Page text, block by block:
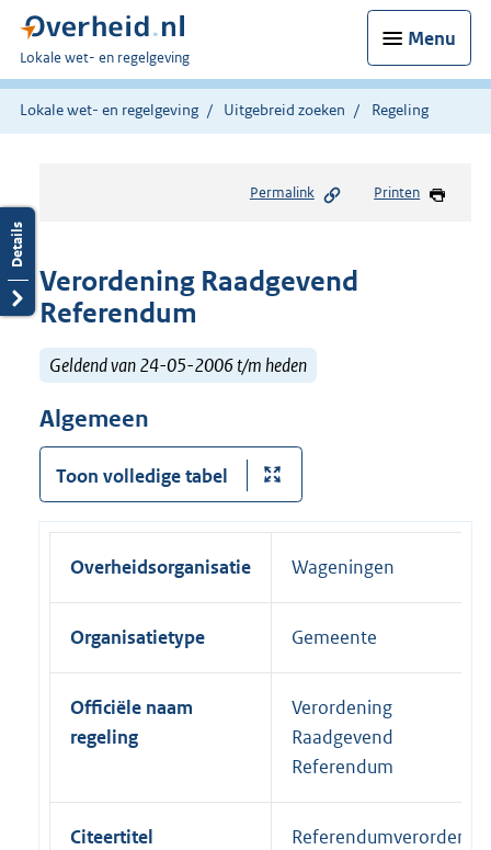
Menu
U
bent
hier:
Lokale wet- en regelgeving
Lokale wet- en regelgeving Uitgebreid zoeken Regeling
Permalink Printen
Verordening Raadgevend
Referendum
Geldend van 24-05-2006 t/m heden
Algemeen
Toon volledige tabel
Overheidsorganisatie Wageningen
Organisatietype Gemeente
Officiële naam
regeling
Verordening
Raadgevend
Referendum
Citeertitel